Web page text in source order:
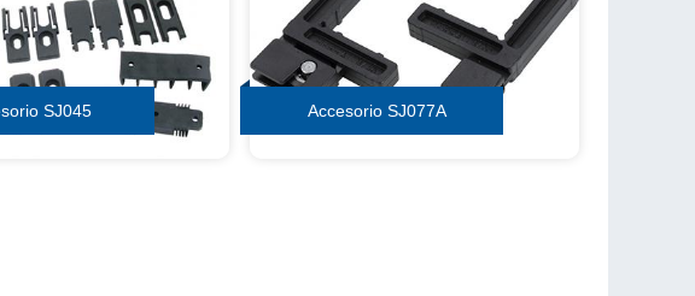
SJ045 Accesorio SJ077A